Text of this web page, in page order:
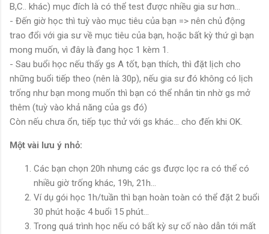
B,C.. khác) mục đích là có thể test được nhiều gia sư hơn...
- Đến giờ học thì tuỳ vào mục tiêu của bạn => nên chủ động
trao đổi với gia sư về mục tiêu của bạn, hoặc bất kỳ thứ gì bạn
mong muốn, vì đây là đang học 1 kèm 1.
- Sau buổi học nếu thấy gs A tốt, bạn thích, thì đặt lịch cho
những buổi tiếp theo (nên là 30p), nếu gia sư đó không có lịch
trống như bạn mong muốn thì bạn có thể nhắn tin nhờ gs mở
thêm (tuỳ vào khả năng của gs đó)
Còn nếu chưa ổn, tiếp tục thử với gs khác... cho đến khi OK.
Một vài lưu ý nhỏ:
Các bạn chọn 20h nhưng các gs được lọc ra có thể có
nhiều giờ trống khác, 19h, 21h...
Ví dụ gói học 1h/tuần thì bạn hoàn toàn có thể đặt 2 buổi
30 phút hoặc 4 buổi 15 phút...
Trong quá trình học nếu có bất kỳ sự cố nào dẫn tới mất